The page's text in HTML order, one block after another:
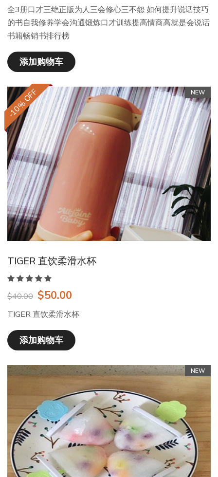
全3册口才三绝正版为人三会修心三不怨 如何提升说话技巧
的书自我修养学会沟通锻炼口才训练提高情商高就是会说话
书籍畅销书排行榜
添加购物车
NEW
-10% OFF
TIGER 直饮柔滑水杯
$40.00 $50.00
TIGER 直饮柔滑水杯
添加购物车
NEW